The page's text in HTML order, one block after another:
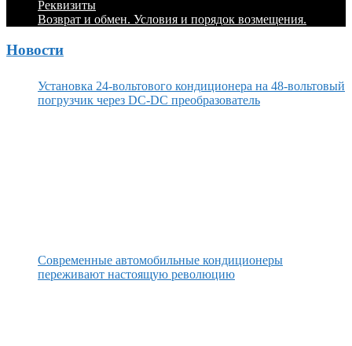
Реквизиты
Возврат и обмен. Условия и порядок возмещения.
Новости
Установка 24-вольтового кондиционера на 48-вольтовый
погрузчик через DC-DC преобразователь
Современные автомобильные кондиционеры
переживают настоящую революцию